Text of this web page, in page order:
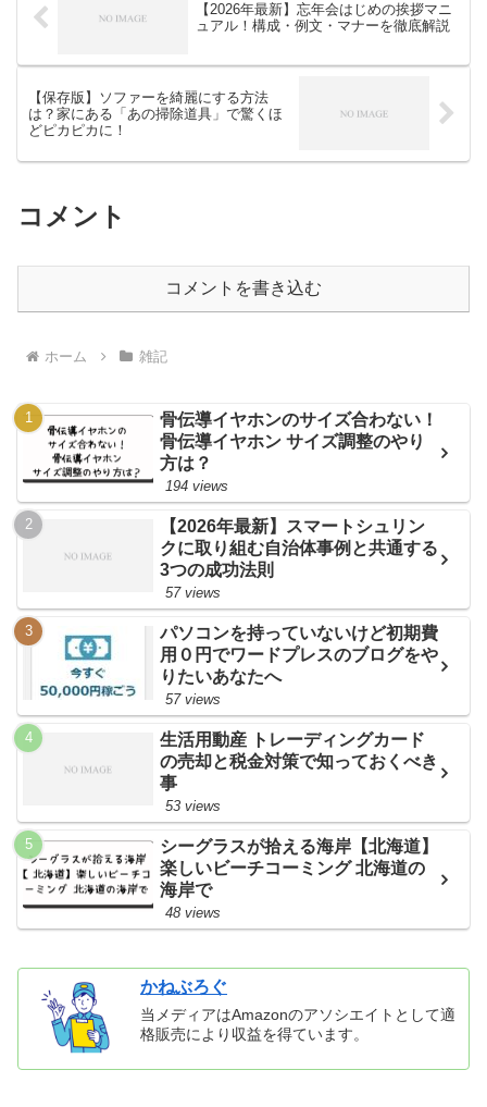
【2026年最新】忘年会はじめの挨拶マニ
ュアル！構成・例文・マナーを徹底解説
【保存版】ソファーを綺麗にする方法
は？家にある「あの掃除道具」で驚くほ
どピカピカに！
コメント
コメントを書き込む
ホーム 雑記
骨伝導イヤホンのサイズ合わない！
骨伝導イヤホン サイズ調整のやり
方は？
194 views
【2026年最新】スマートシュリン
クに取り組む自治体事例と共通する
3つの成功法則
57 views
パソコンを持っていないけど初期費
用０円でワードプレスのブログをや
りたいあなたへ
57 views
生活用動産 トレーディングカード
の売却と税金対策で知っておくべき
事
53 views
シーグラスが拾える海岸【北海道】
楽しいビーチコーミング 北海道の
海岸で
48 views
かねぶろぐ
当メディアはAmazonのアソシエイトとして適
格販売により収益を得ています。